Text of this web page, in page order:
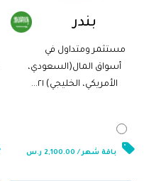
بندر
مستثمر ومتداول في
أسواق المال(السعودي،
الأمريكي، الخليجي) ٢١...
باقة شهر / 2,100.00 ر.س